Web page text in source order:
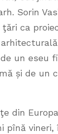
Sorin
ţări ca
un eseu
și de un
din
pînă vineri,